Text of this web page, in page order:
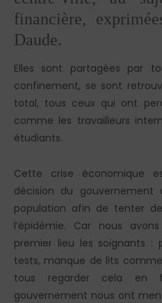
financière,
Daude.
Elles sont partagées par
confinement, se sont
total, tous ceux qui ont
comme les travailleurs
étudiants.
Cette crise économique
décision du
population afin de tenter
l’épidémie. Car nous
premier lieu les soignants :
tests, manque de lits
tous regarder cela
gouvernement nous ont